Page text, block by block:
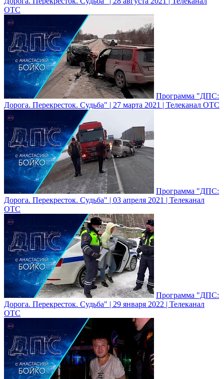
ОТС
Программа "ДПС:
Дорога. Перекресток. Судьба" | 27 марта 2021 | Телеканал ОТС
Программа "ДПС:
Дорога. Перекресток. Судьба" | 03 апреля 2021 | Телеканал
ОТС
Программа "ДПС:
Дорога. Перекресток. Судьба" | 29 января 2022 | Телеканал
ОТС